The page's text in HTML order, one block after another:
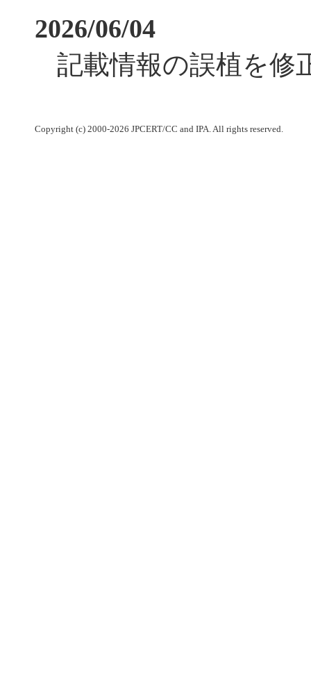
2026/06/04
記載情報の誤植を修
Copyright (c) 2000-2026 JPCERT/CC and IPA. All rights reserved.